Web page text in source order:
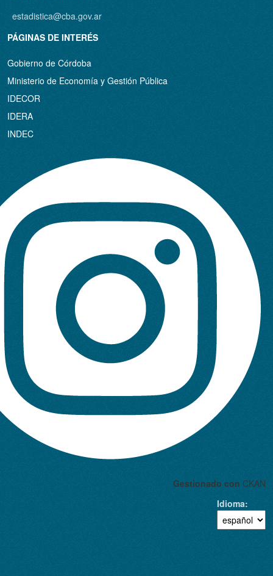
estadistica@cba.gov.ar
PÁGINAS DE INTERÉS
Gobierno de Córdoba
Ministerio de Economía y Gestión Pública
IDECOR
IDERA
INDEC
Gestionado con CKAN
Idioma